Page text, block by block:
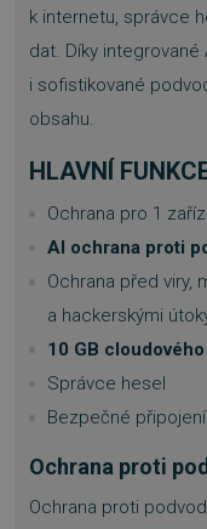
k internetu, správce
dat. Díky
i sofistikované
obsahu.
HLAVNÍ
Ochrana pro 1
AI ochrana proti
Ochrana před viry,
a hackerskými
10 GB
Správce hesel
Bezpečné
Ochrana proti
Ochrana proti